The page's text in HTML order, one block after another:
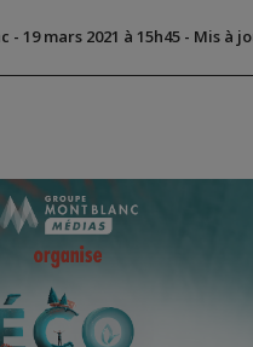
- 19 mars 2021 à 15h45- Mis à